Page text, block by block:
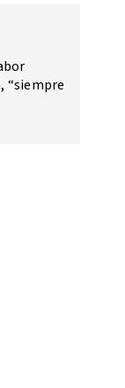
“siempre